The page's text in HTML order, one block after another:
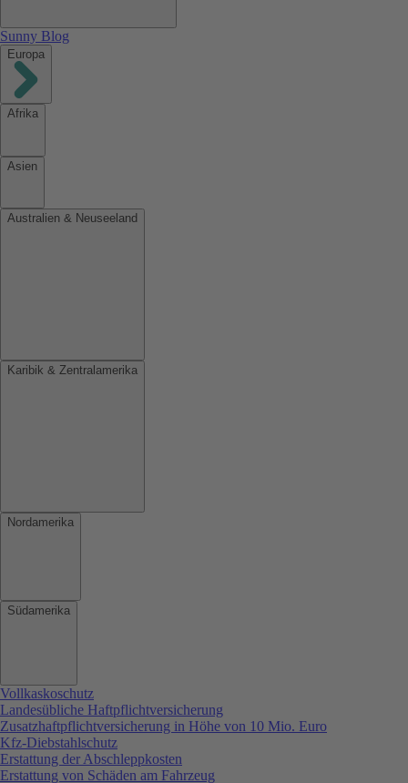
Sunny Blog
Europa
Afrika
Asien
Australien & Neuseeland
Karibik & Zentralamerika
Nordamerika
Südamerika
Vollkaskoschutz
Landesübliche Haftpflichtversicherung
Zusatzhaftpflichtversicherung in Höhe von 10 Mio. Euro
Kfz-Diebstahlschutz
Erstattung der Abschleppkosten
Erstattung von Schäden am Fahrzeug